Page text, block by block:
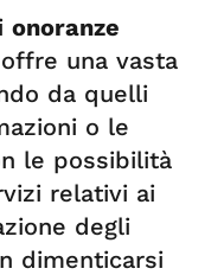
onoranze
una vasta
da quelli
o le
le possibilità
relativi ai
degli
dimenticarsi